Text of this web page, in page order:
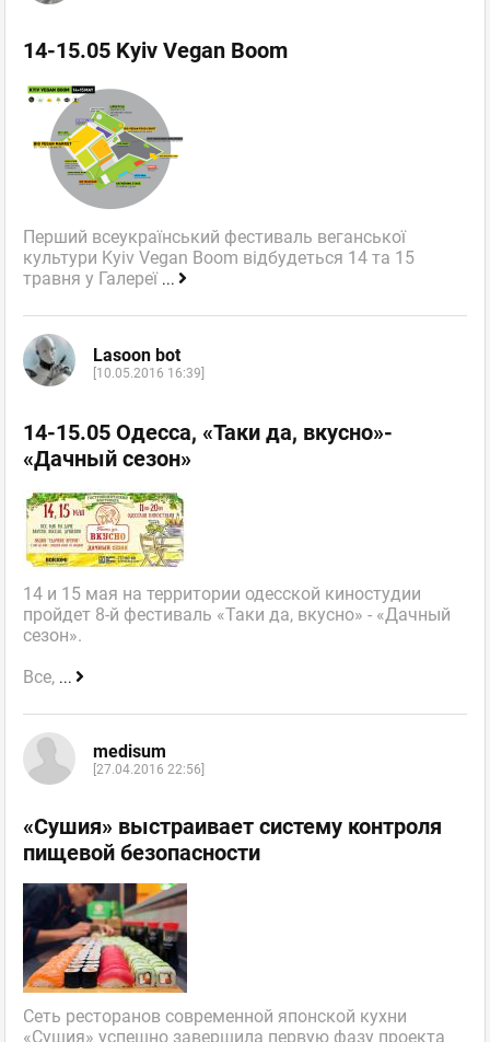
14-15.05 Kyiv Vegan Boom
Перший всеукраїнський фестиваль веганської
культури Kyiv Vegan Boom відбудеться 14 та 15
травня у Галереї ...
Lasoon bot
[10.05.2016 16:39]
14-15.05 Одесса, «Таки да, вкусно»-
«Дачный сезон»
14 и 15 мая на территории одесской киностудии
пройдет 8-й фестиваль «Таки да, вкусно» - «Дачный
сезон».
Все, ...
medisum
[27.04.2016 22:56]
«Сушия» выстраивает систему контроля
пищевой безопасности
Сеть ресторанов современной японской кухни
«Сушия» успешно завершила первую фазу проекта